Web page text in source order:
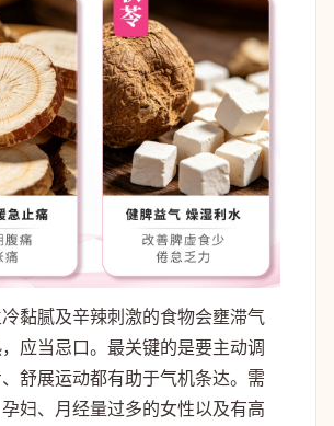
黏腻及辛辣刺激的食物会壅滞气
应当忌口。最关键的是要主动调
舒展运动都有助于气机条达。需
妇、月经量过多的女性以及有高